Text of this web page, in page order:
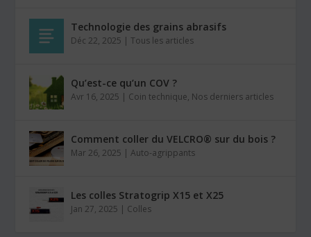
Technologie des grains abrasifs
Déc 22, 2025 |Tous les articles
Qu’est-ce qu’un COV ?
Avr 16, 2025 | Coin technique, Nos derniers articles
Comment coller du VELCRO® sur du bois ?
Mar 26, 2025 |Auto-agrippants
Les colles Stratogrip X15 et X25
Jan 27, 2025 | Colles